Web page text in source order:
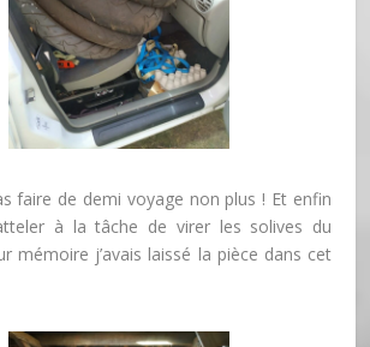
faire de demi voyage non plus ! Et enfin
à la tâche de virer les solives du
mémoire j’avais laissé la pièce dans cet